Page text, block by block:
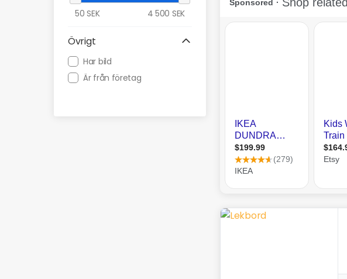
50 SEK 4 500 SEK
Övrigt
Har bild
Är från företag